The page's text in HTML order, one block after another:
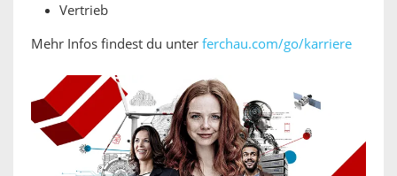
Vertrieb
Mehr Infos findest du unter ferchau.com/go/karriere